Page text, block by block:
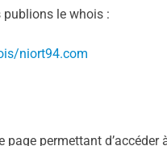
le whois :
niort94.com
page permettant